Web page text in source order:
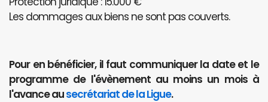
Les dommages aux biens ne sont pas couverts.
Pour en bénéficier, il faut communiquer la date et le
programme de l'évènement au moins un mois à
l'avance ausecrétariat de la Ligue.